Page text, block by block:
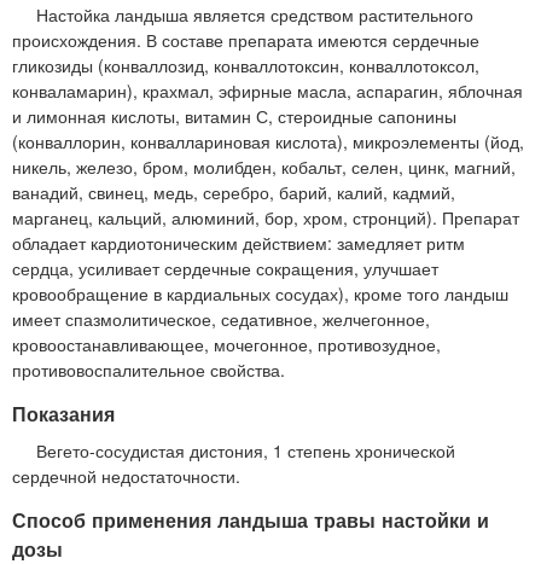
Настойка ландыша является средством растительного
происхождения. В составе препарата имеются сердечные
гликозиды (конваллозид, конваллотоксин, конваллотоксол,
конваламарин), крахмал, эфирные масла, аспарагин, яблочная
и лимонная кислоты, витамин С, стероидные сапонины
(конваллорин, конваллариновая кислота), микроэлементы (йод,
никель, железо, бром, молибден, кобальт, селен, цинк, магний,
ванадий, свинец, медь, серебро, барий, калий, кадмий,
марганец, кальций, алюминий, бор, хром, стронций). Препарат
обладает кардиотоническим действием: замедляет ритм
сердца, усиливает сердечные сокращения, улучшает
кровообращение в кардиальных сосудах), кроме того ландыш
имеет спазмолитическое, седативное, желчегонное,
кровоостанавливающее, мочегонное, противозудное,
противовоспалительное свойства.
Показания
Вегето-сосудистая дистония, 1 степень хронической
сердечной недостаточности.
Способ применения ландыша травы настойки и
дозы